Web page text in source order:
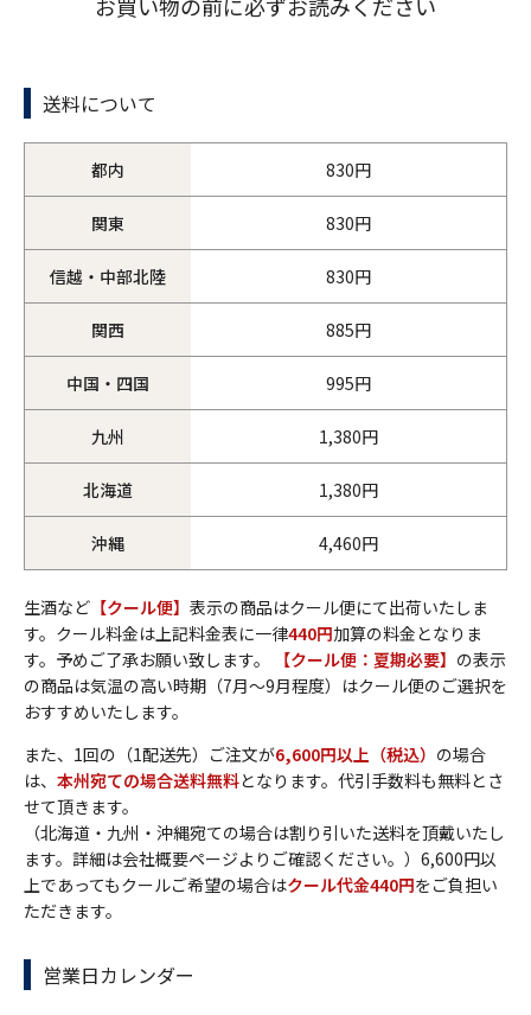
送料について
都内 830円
関東 830円
信越・中部北陸 830円
関西 885円
中国・四国 995円
九州 1,380円
北海道 1,380円
沖縄 4,460円
生酒など 【クール便】 表示の商品はクール便にて出荷いたしま
す。クール料金は上記料金表に一律440円加算の料金となりま
す。予めご了承お願い致します。
【クール便：夏期必要】 の表示
の商品は気温の高い時期（7月～9月程度）はクール便のご選択を
おすすめいたします。
また、1回の（1配送先）ご注文が6,600円以上（税込） の場合
は、 本州宛ての場合送料無料となります。代引手数料も無料とさ
せて頂きます。
（北海道・九州・沖縄宛ての場合は割り引いた送料を頂戴いたし
ます。詳細は会社概要ページよりご確認ください。）6,600円以
上であってもクールご希望の場合はクール代金440円をご負担い
ただきます。
営業日カレンダー